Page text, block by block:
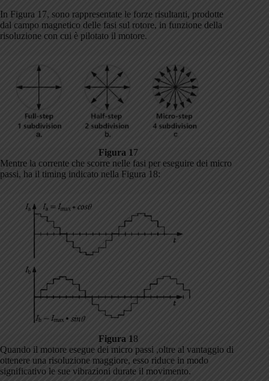
In Figura 17, sono rappresentate le forze risultanti, prodotte
dal campo magnetico delle fasi sul rotore, in funzione della
risoluzione con cui è pilotato il motore.
Figura 17
Mentre la corrente che scorre nelle fasi per eseguire dei micro
passi, ha il timing indicato nella Figura 18:
Figura 18
Quando il motore esegue dei micro passi ,oltre al vantaggio di
ottenere una risoluzione maggiore, esso riduce in modo
significativo le sue vibrazioni durate il movimento.